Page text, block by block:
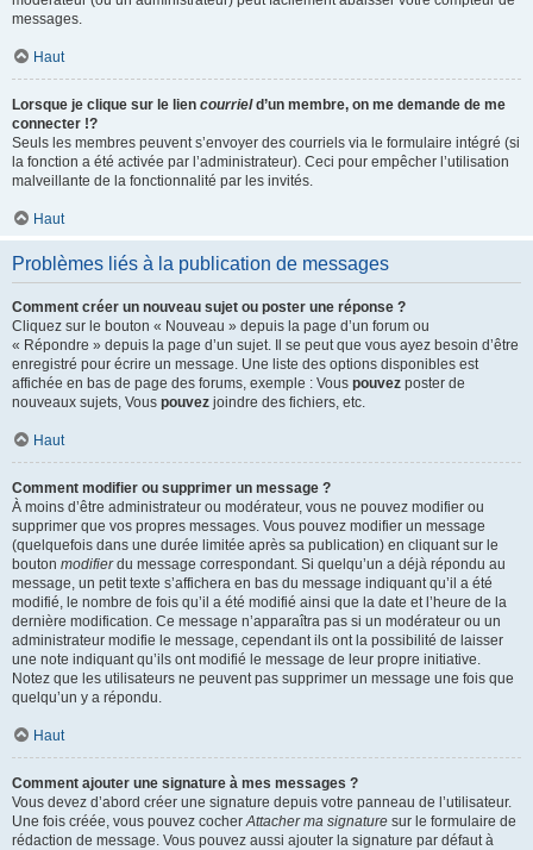
messages.
Haut
Lorsque je clique sur le lien courrield’un membre, on me demande de me
connecter !?
Seuls les membres peuvent s’envoyer des courriels via le formulaire intégré (si
la fonction a été activée par l’administrateur). Ceci pour empêcher l’utilisation
malveillante de la fonctionnalité par les invités.
Haut
Problèmes liés à la publication de messages
Comment créer un nouveau sujet ou poster une réponse ?
Cliquez sur le bouton « Nouveau » depuis la page d’un forum ou
« Répondre » depuis la page d’un sujet. Il se peut que vous ayez besoin d’être
enregistré pour écrire un message. Une liste des options disponibles est
affichée en bas de page des forums, exemple : Vous pouvez poster de
nouveaux sujets, Vous pouvez joindre des fichiers, etc.
Haut
Comment modifier ou supprimer un message ?
À moins d’être administrateur ou modérateur, vous ne pouvez modifier ou
supprimer que vos propres messages. Vous pouvez modifier un message
(quelquefois dans une durée limitée après sa publication) en cliquant sur le
bouton modifierdu message correspondant. Si quelqu’un a déjà répondu au
message, un petit texte s’affichera en bas du message indiquant qu’il a été
modifié, le nombre de fois qu’il a été modifié ainsi que la date et l’heure de la
dernière modification. Ce message n’apparaîtra pas si un modérateur ou un
administrateur modifie le message, cependant ils ont la possibilité de laisser
une note indiquant qu’ils ont modifié le message de leur propre initiative.
Notez que les utilisateurs ne peuvent pas supprimer un message une fois que
quelqu’un y a répondu.
Haut
Comment ajouter une signature à mes messages ?
Vous devez d’abord créer une signature depuis votre panneau de l’utilisateur.
Une fois créée, vous pouvez cocherAttacher ma signature sur le formulaire de
rédaction de message. Vous pouvez aussi ajouter la signature par défaut à